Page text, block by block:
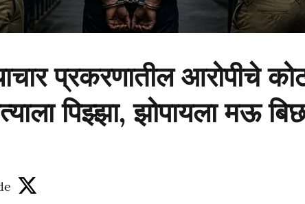
प्रकरणातील आरोपीचे
पिझ्झा, झोपायला मऊ